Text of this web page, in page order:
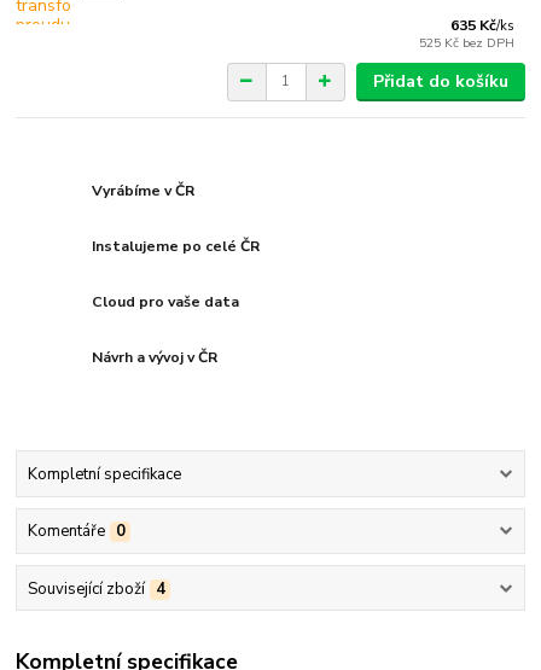
635 Kč/ks
525 Kč bez DPH
Přidat do košíku
Vyrábíme v ČR
Instalujeme po celé ČR
Cloud pro vaše data
Návrh a vývoj v ČR
Kompletní specifikace
Komentáře 0
Související zboží 4
Kompletní specifikace